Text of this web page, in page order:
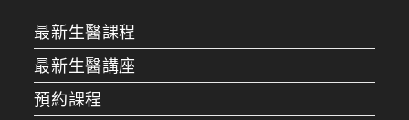
最新生醫課程
最新生醫講座
預約課程